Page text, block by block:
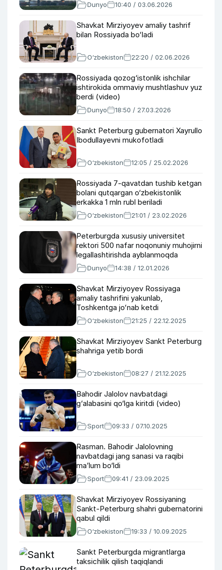
Dunyo 10:40 / 03.06.2026
Shavkat Mirziyoyev amaliy tashrif
bilan Rossiyada boʻladi
O‘zbekiston 22:20 / 02.06.2026
Rossiyada qozog‘istonlik ishchilar
ishtirokida ommaviy mushtlashuv yuz
berdi (video)
Dunyo 18:50 / 27.03.2026
Sankt Peterburg gubernatori Xayrullo
Ibodullayevni mukofotladi
O‘zbekiston 12:05 / 25.02.2026
Rossiyada 7-qavatdan tushib ketgan
bolani qutqargan o‘zbekistonlik
erkakka 1 mln rubl beriladi
O‘zbekiston 21:01 / 23.02.2026
Peterburgda xususiy universitet
rektori 500 nafar noqonuniy muhojirni
legallashtirishda ayblanmoqda
Dunyo 14:38 / 12.01.2026
Shavkat Mirziyoyev Rossiyaga
amaliy tashrifini yakunlab,
Toshkentga joʻnab ketdi
O‘zbekiston 21:25 / 22.12.2025
Shavkat Mirziyoyev Sankt Peterburg
shahriga yetib bordi
O‘zbekiston 08:27 / 21.12.2025
Bahodir Jalolov navbatdagi
g‘alabasini qo‘lga kiritdi (video)
Sport 09:33 / 07.10.2025
Rasman. Bahodir Jalolovning
navbatdagi jang sanasi va raqibi
ma’lum bo‘ldi
Sport 09:41 / 23.09.2025
Shavkat Mirziyoyev Rossiyaning
Sankt-Peterburg shahri gubernatorini
qabul qildi
O‘zbekiston 19:33 / 10.09.2025
Sankt Peterburgda migrantlarga
taksichilik qilish taqiqlandi